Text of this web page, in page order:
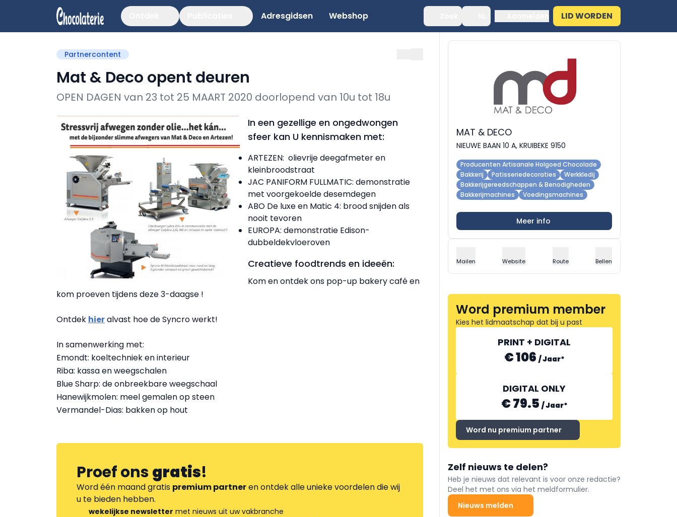
Adresgidsen Webshop LID WORDEN
Partnercontent
Mat & Deco opent deuren
OPEN DAGEN van 23 tot 25 MAART 2020 doorlopend van 10u tot 18u
In een gezellige en ongedwongen
sfeer kan U kennismaken met:
ARTEZEN: olievrije deegafmeter en
kleinbroodstraat
JAC PANIFORM FULLMATIC: demonstratie
met voorgekoelde desemdegen
ABO De luxe en Matic 4: brood snijden als
nooit tevoren
EUROPA: demonstratie Edison-
dubbeldekvloeroven
Creatieve foodtrends en ideeën:
Kom en ontdek ons pop-up bakery café en
kom proeven tijdens deze 3-daagse !
Ontdek hieralvast hoe de Syncro werkt!
In samenwerking met:
Emondt: koeltechniek en interieur
Riba: kassa en weegschalen
Blue Sharp: de onbreekbare weegschaal
Hanewijkmolen: meel gemalen op steen
Vermandel-Dias: bakken op hout
Proef onsgratis!
Word één maand gratis premium partneren ontdek alle unieke voordelen die wij
u te bieden hebben.
wekelijkse newsletter met nieuws uit uw vakbranche
MAT & DECO
NIEUWE BAAN 10 A, KRUIBEKE 9150
Producenten Artisanale Holgoed Chocolade
Bakkerij
Patisseriedecoraties
Werkkledij
Bakkerijgereedschappen & Benodigheden
Bakkerijmachines
Voedingsmachines
Meer info
Mailen Website Route Bellen
Word premium member
Kies het lidmaatschap dat bij u past
PRINT + DIGITAL
€ 106 /Jaar*
DIGITAL ONLY
€ 79.5 /Jaar*
Word nu premium partner
Zelf nieuws te delen?
Heb je nieuws dat relevant is voor onze redactie?
Deel het met ons via het meldformulier.
Nieuws melden